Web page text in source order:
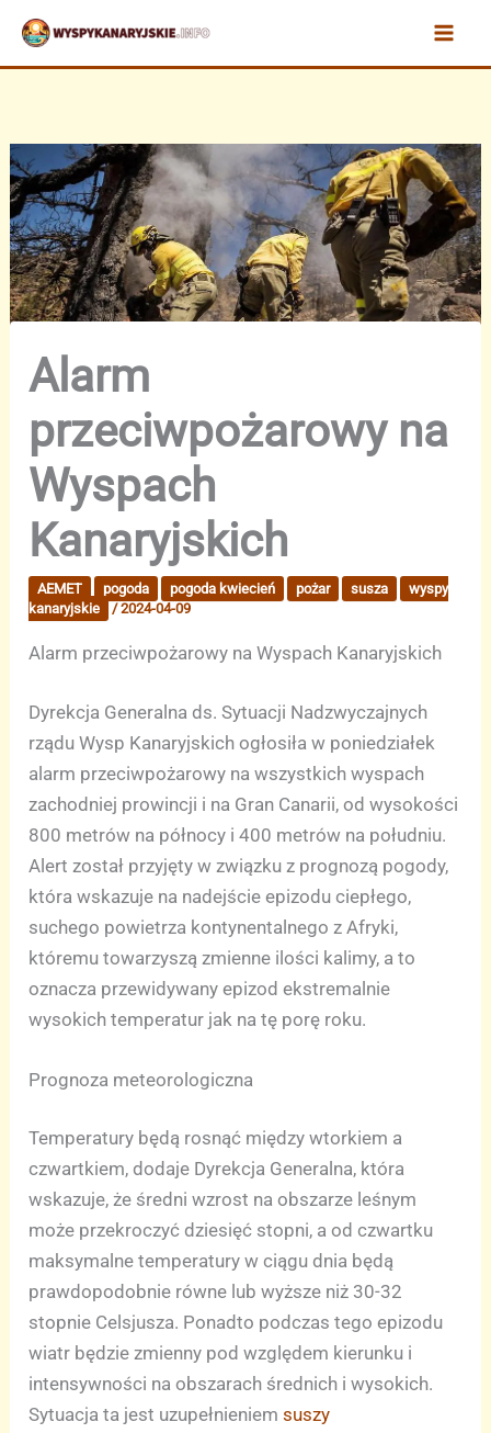
Przejdź
treści
Alarm
przeciwpożarowy na
Wyspach
Kanaryjskich
AEMET pogoda pogoda kwiecień pożar susza
wyspy
kanaryjskie
/2024-04-09
Alarm przeciwpożarowy na Wyspach Kanaryjskich
Dyrekcja Generalna ds. Sytuacji Nadzwyczajnych
rządu Wysp Kanaryjskich ogłosiła w poniedziałek
alarm przeciwpożarowy na wszystkich wyspach
zachodniej prowincji i na Gran Canarii, od wysokości
800 metrów na północy i 400 metrów na południu.
Alert został przyjęty w związku z prognozą pogody,
która wskazuje na nadejście epizodu ciepłego,
suchego powietrza kontynentalnego z Afryki,
któremu towarzyszą zmienne ilości kalimy, a to
oznacza przewidywany epizod ekstremalnie
wysokich temperatur jak na tę porę roku.
Prognoza meteorologiczna
Temperatury będą rosnąć między wtorkiem a
czwartkiem, dodaje Dyrekcja Generalna, która
wskazuje, że średni wzrost na obszarze leśnym
może przekroczyć dziesięć stopni, a od czwartku
maksymalne temperatury w ciągu dnia będą
prawdopodobnie równe lub wyższe niż 30-32
stopnie Celsjusza. Ponadto podczas tego epizodu
wiatr będzie zmienny pod względem kierunku i
intensywności na obszarach średnich i wysokich.
Sytuacja ta jest uzupełnieniem suszy